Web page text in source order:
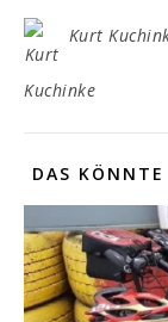
Kurt
DAS KÖNNTE